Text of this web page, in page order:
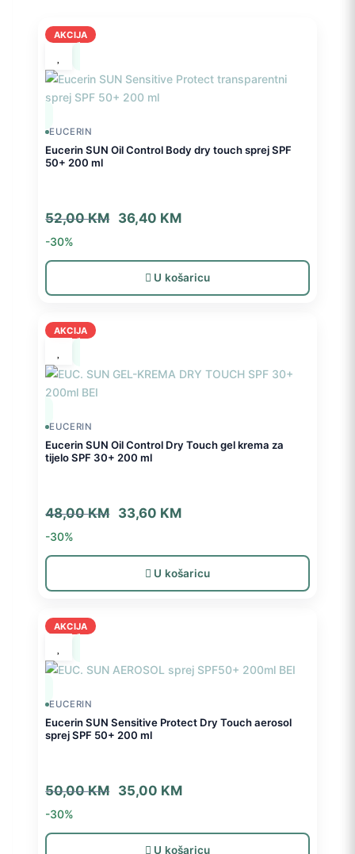
AKCIJA
EUCERIN
Eucerin SUN Oil Control Body dry touch sprej SPF
50+ 200 ml
52,00KM
Izvorna
36,40 KMTrenutna
36,40 KM.
-30%
U košaricu
AKCIJA
EUCERIN
Eucerin SUN Oil Control Dry Touch gel krema za
tijelo SPF 30+ 200 ml
48,00KM
Izvorna
33,60 KMTrenutna
33,60 KM.
-30%
U košaricu
AKCIJA
EUCERIN
Eucerin SUN Sensitive Protect Dry Touch aerosol
sprej SPF 50+ 200 ml
50,00KM
Izvorna
35,00 KMTrenutna
35,00 KM.
-30%
U košaricu